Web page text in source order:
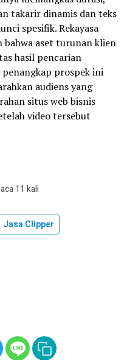
takarir dinamis dan teks
spesifik. Rekayasa
bahwa aset turunan klien
hasil pencarian
prospek ini
audiens yang
situs web bisnis
video tersebut
11 kali
Jasa Clipper